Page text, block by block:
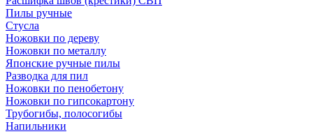
Пилы ручные
Стусла
Ножовки по дереву
Ножовки по металлу
Японские ручные пилы
Разводка для пил
Ножовки по пенобетону
Ножовки по гипсокартону
Трубогибы, полосогибы
Напильники